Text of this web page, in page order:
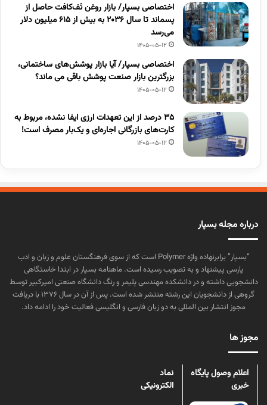
اختصاصی بسپار/ بازار روغن تَف‌کافت حاصل از
پسماند تا سال ۲۰۳۶ به بیش از ۶۱۵ میلیون دلار
می‌رسد
1405-05-12
اختصاصی بسپار/ آیا بازار پوشش‌های ساختمانی،
بزرگترین بازار صنعت پوشش باقی می ماند؟
1405-05-12
۳۵ درصد از این تعهدات ارزی ایفا نشده، مربوط به
کارت‌های بازرگانی اجاره‌ای و یک‌بار مصرف است!
1405-05-12
درباره مجله بسپار
“بسپار” برابرنهاده واژه Polymer است که از سوی فرهنگستان علوم و زبان و ادب
پارسی پیشنهاد و به تصویب رسیده است. ماهنامه بسپار در ابتدا خاستگاهی
دانشجویی داشته و در دانشکده مهندسی پلیمر و رنگ دانشگاه صنعتی امیرکبیر توسط
گروهی از دانشجویان این رشته منتشر شده است. پس از آن در سال ۱۳۷۶ با دریافت
مجوز انتشار بین المللی به دو زبان فارسی و انگلیسی فعالیت خود را ادامه داد.
مجوز ها
اعلام وصول پایگاه
خبری
نماد
الکترونیکی